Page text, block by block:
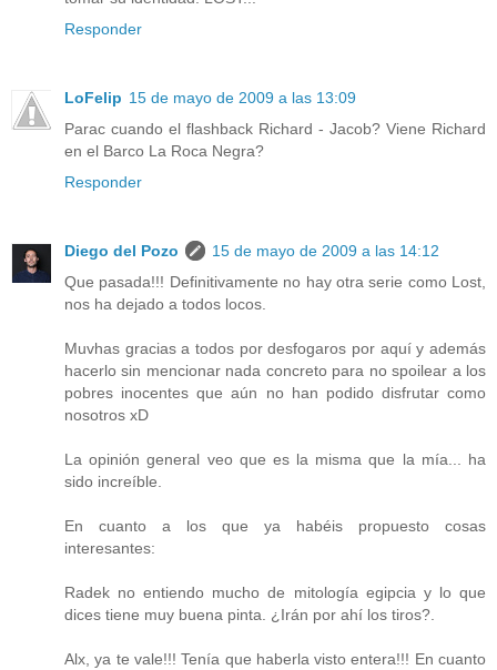
Responder
LoFelip 15 de mayo de 2009 a las 13:09
Parac cuando el flashback Richard - Jacob? Viene Richard
en el Barco La Roca Negra?
Responder
Diego del Pozo
15 de mayo de 2009 a las 14:12
Que pasada!!! Definitivamente no hay otra serie como Lost,
nos ha dejado a todos locos.
Muvhas gracias a todos por desfogaros por aquí y además
hacerlo sin mencionar nada concreto para no spoilear a los
pobres inocentes que aún no han podido disfrutar como
nosotros xD
La opinión general veo que es la misma que la mía... ha
sido increíble.
En cuanto a los que ya habéis propuesto cosas
interesantes:
Radek no entiendo mucho de mitología egipcia y lo que
dices tiene muy buena pinta. ¿Irán por ahí los tiros?.
Alx, ya te vale!!! Tenía que haberla visto entera!!! En cuanto